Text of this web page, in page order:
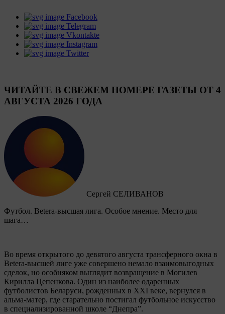
Facebook
Telegram
Vkontakte
Instagram
Twitter
ЧИТАЙТЕ В СВЕЖЕМ НОМЕРЕ ГАЗЕТЫ ОТ 4
АВГУСТА 2026 ГОДА
Сергей СЕЛИВАНОВ
Футбол. Betera-высшая лига. Особое мнение. Место для
шага…
Во время открытого до девятого августа трансферного окна в
Betera-высшей лиге уже совершено немало взаимовыгодных
сделок, но особняком выглядит возвращение в Могилев
Кирилла Цепенкова. Один из наиболее одаренных
футболистов Беларуси, рожденных в XXI веке, вернулся в
альма-матер, где старательно постигал футбольное искусство
в специализированной школе “Днепра”.